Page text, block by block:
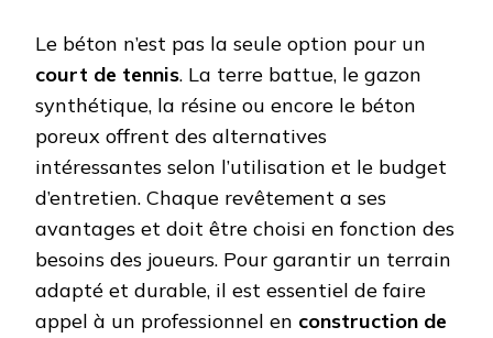
Le béton n’est pas la seule option pour un
court de tennis. La terre battue, le gazon
synthétique, la résine ou encore le béton
poreux offrent des alternatives
intéressantes selon l’utilisation et le budget
d’entretien. Chaque revêtement a ses
avantages et doit être choisi en fonction des
besoins des joueurs. Pour garantir un terrain
adapté et durable, il est essentiel de faire
appel à un professionnel en construction de